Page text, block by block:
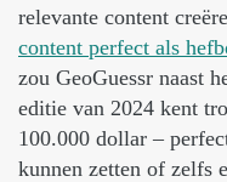
relevante content
content perfect als
zou GeoGuessr naast
editie van 2024 kent
100.000 dollar –
kunnen zetten of zelfs